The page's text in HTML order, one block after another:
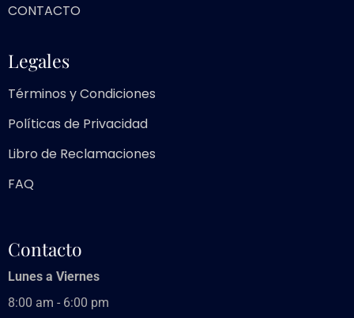
CONTACTO
Legales
Términos y Condiciones
Políticas de Privacidad
Libro de Reclamaciones
FAQ
Contacto
Lunes a Viernes
8:00 am - 6:00 pm